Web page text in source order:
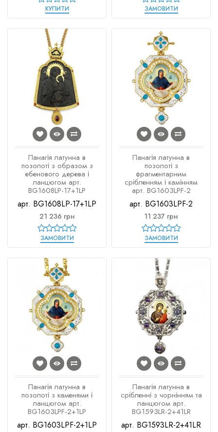
КУПИТИ ЗАМОВИТИ
Панагія латунна в
позолоті з образом з
ебенового дерева і
ланцюгом арт.
BG1608LP-17+1LP
арт. BG1608LP-17+1LP
21 236 грн
ЗАМОВИТИ
Панагія латунна в
позолоті з
фрагментарним
срібленням і камінням
арт. BG1603LPF-2
арт. BG1603LPF-2
11 237 грн
ЗАМОВИТИ
Панагія латунна в
позолоті з каменями і
ланцюгом арт.
BG1603LPF-2+1LP
арт. BG1603LPF-2+1LP
Панагія латунна в
срібленні з чорнінням та
ланцюгом арт.
BG1593LR-2+41LR
арт. BG1593LR-2+41LR